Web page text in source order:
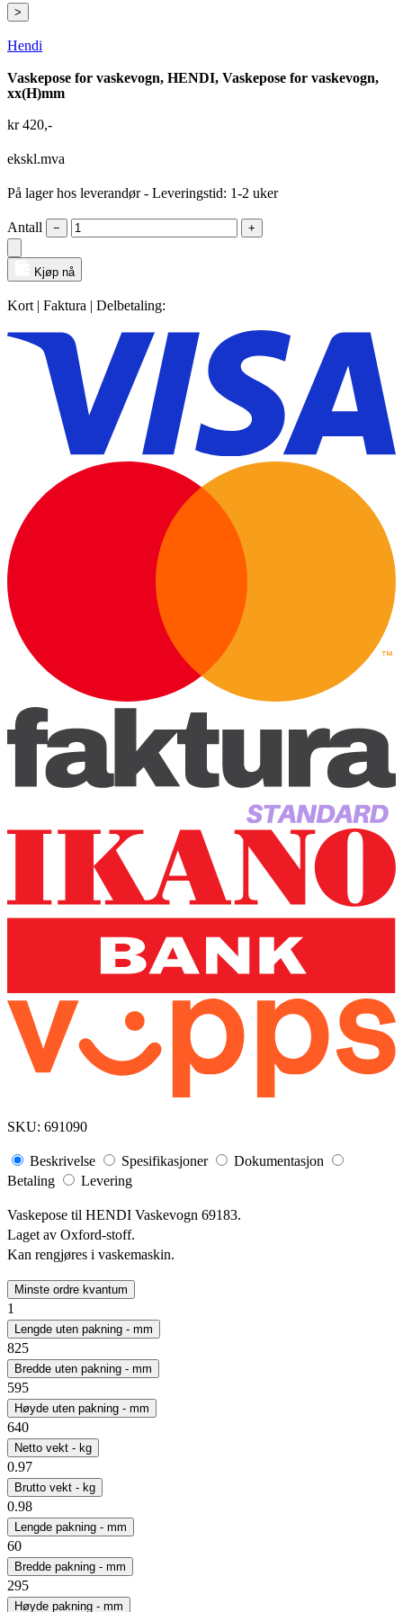
>
Hendi
Vaskepose for vaskevogn, HENDI, Vaskepose for vaskevogn,
xx(H)mm
kr420,-
ekskl.mva
På lager hos leverandør- Leveringstid: 1-2 uker
Antall − +
Kjøp nå
Kort | Faktura | Delbetaling:
SKU: 691090
Beskrivelse Spesifikasjoner
Dokumentasjon
Betaling
Levering
Vaskepose til HENDI Vaskevogn 69183.
Laget av Oxford-stoff.
Kan rengjøres i vaskemaskin.
Minste ordre kvantum
1
Lengde uten pakning - mm
825
Bredde uten pakning - mm
595
Høyde uten pakning - mm
640
Netto vekt - kg
0.97
Brutto vekt - kg
0.98
Lengde pakning - mm
60
Bredde pakning - mm
295
Høyde pakning - mm